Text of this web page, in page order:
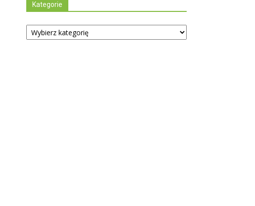
Kategorie
Kategorie